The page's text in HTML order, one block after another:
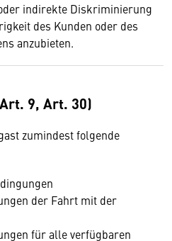
indirekte Diskriminierung
des Kunden oder des
anzubieten.
9, Art. 30)
zumindest folgende
der Fahrt mit der
für alle verfügbaren